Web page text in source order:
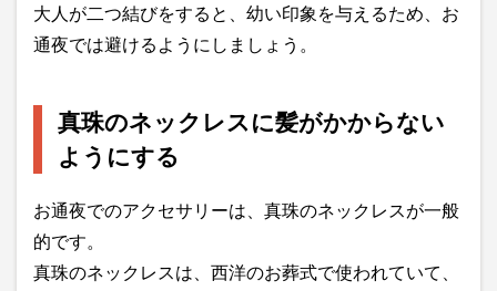
大人が二つ結びをすると、幼い印象を与えるため、お
通夜では避けるようにしましょう。
真珠のネックレスに髪がかからない
ようにする
お通夜でのアクセサリーは、真珠のネックレスが一般
的です。
真珠のネックレスは、西洋のお葬式で使われていて、